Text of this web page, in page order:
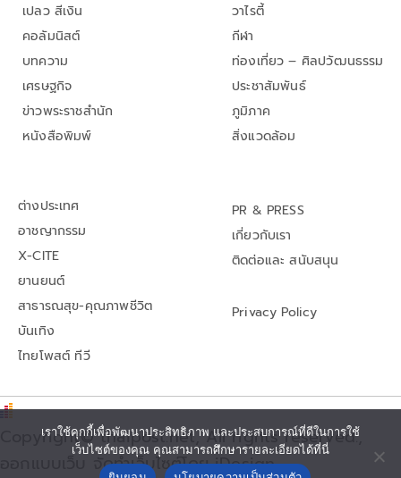
เปลว สีเงิน
คอลัมนิสต์
บทความ
เศรษฐกิจ
ข่าวพระราชสำนัก
หนังสือพิมพ์
วาไรตี้
กีฬา
ท่องเที่ยว – ศิลปวัฒนธรรม
ประชาสัมพันธ์
ภูมิภาค
สิ่งแวดล้อม
ต่างประเทศ
อาชญากรรม
X-CITE
ยานยนต์
สาธารณสุข-คุณภาพชีวิต
บันเทิง
ไทยโพสต์ ทีวี
PR & PRESS
เกี่ยวกับเรา
ติดต่อและ สนับสนุน
Privacy Policy
Copyright© thaipost.net, All rights reserved.,
ออกแบบเว็บ จัดทำเว็บไซต์โดย iDesign
เราใช้คุกกี้เพื่อพัฒนาประสิทธิภาพ และประสบการณ์ที่ดีในการใช้
เว็บไซต์ของคุณ คุณสามารถศึกษารายละเอียดได้ที่นี่